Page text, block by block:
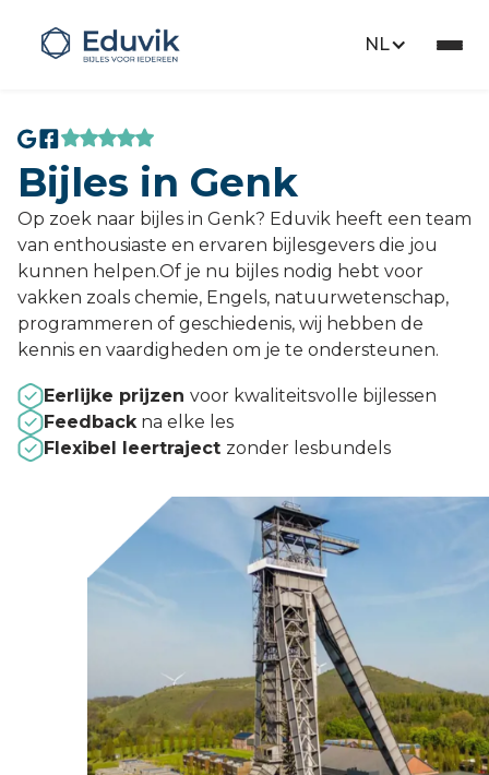
NL
Bijles in Genk
Op zoek naar bijles in Genk? Eduvik heeft een team
van enthousiaste en ervaren bijlesgevers die jou
kunnen helpen.Of je nu bijles nodig hebt voor
vakken zoals chemie, Engels, natuurwetenschap,
programmeren of geschiedenis, wij hebben de
kennis en vaardigheden om je te ondersteunen.
Eerlijke prijzen voor kwaliteitsvolle bijlessen
Feedbackna elke les
Flexibel leertraject zonder lesbundels